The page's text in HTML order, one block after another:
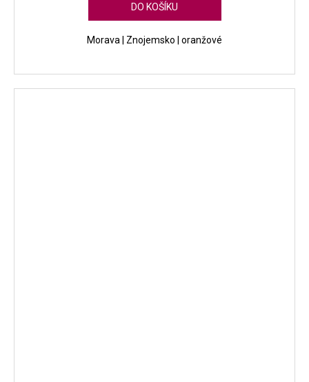
DO KOŠÍKU
Morava | Znojemsko | oranžové